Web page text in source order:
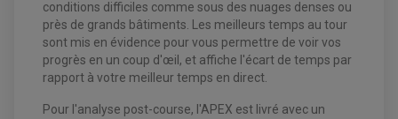
conditions difficiles comme sous des nuages denses ou
près de grands bâtiments. Les meilleurs temps au tour
sont mis en évidence pour vous permettre de voir vos
progrès en un coup d'œil, et affiche l'écart de temps par
rapport à votre meilleur temps en direct.
Pour l'analyse post-course, l'APEX est livré avec un